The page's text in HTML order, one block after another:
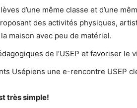
d’une même classe et d’une
des activités physiques,
maison avec peu de matériel.
de l’USEP et favoriser le
Usépiens une e-rencontre USEP
très simple!